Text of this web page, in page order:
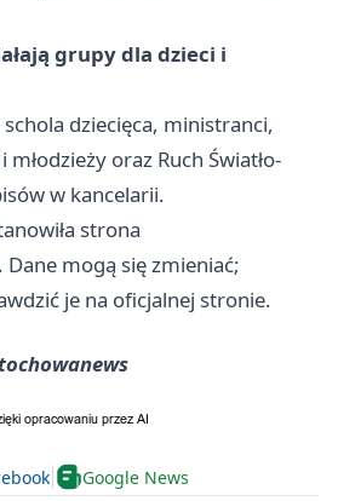
grupy dla dzieci i
schola dziecięca, ministranci,
oraz Ruch Światło-
w kancelarii.
strona
mogą się zmieniać;
je na oficjalnej stronie.
Google News